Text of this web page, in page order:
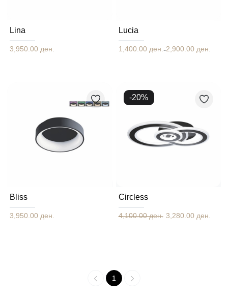
Lina
3,950.00 ден.
Lucia
1,400.00 ден. -2,900.00 ден.
Bliss
3,950.00 ден.
-20%
Circless
4,100.00 ден. 3,280.00 ден.
1